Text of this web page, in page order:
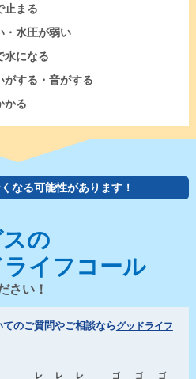
止まる
・水圧が弱い
水になる
がする・音がする
かる
なる可能性があります！
の
イフコール
さい！
のご質問やご相談ならグッドライフ